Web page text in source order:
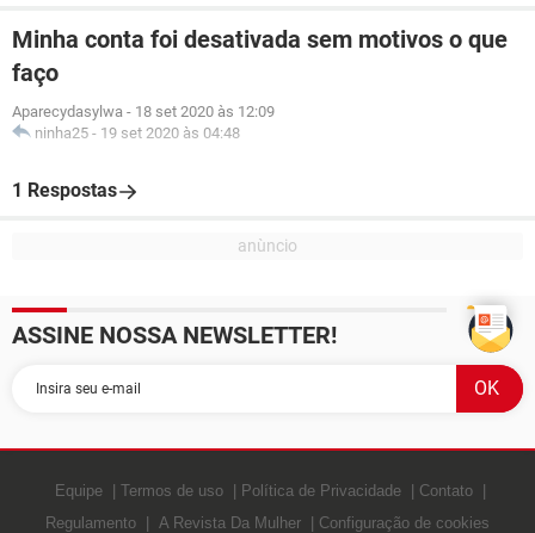
Minha conta foi desativada sem motivos o que
faço
Aparecydasylwa - 18 set 2020 às 12:09
ninha25 - 19 set 2020 às 04:48
1 Respostas
ASSINE NOSSA NEWSLETTER!
Equipe Termos de uso Política de Privacidade
Contato
Regulamento
A Revista Da Mulher Configuração de cookies